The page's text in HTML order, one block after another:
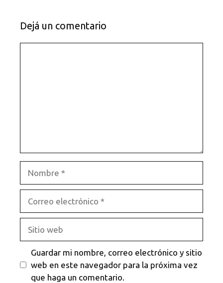
Dejá un comentario
electrónico
web
Guardar mi nombre, correo electrónico y sitio
web en este navegador para la próxima vez
que haga un comentario.